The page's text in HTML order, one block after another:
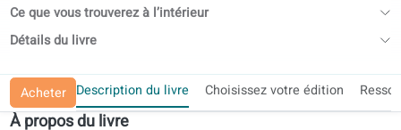
Achetez le livre
Ce que vous trouverez à l’intérieur
Détails du livre